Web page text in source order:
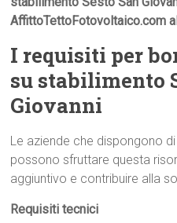
AffittoTettoFotovoltaico.com
I requisiti per
su stabilimento
Giovanni
Le aziende che dispongono
possono sfruttare questa
aggiuntivo e contribuire alla
Requisiti tecnici